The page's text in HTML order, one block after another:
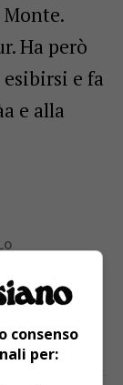
Ha però
e fa
e alla
consenso
per: